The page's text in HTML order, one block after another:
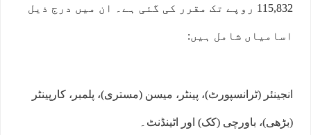
115,832 روپے تک مقرر کی گئی ہے۔ ان میں درج ذیل
اسامیاں شامل ہیں:
انجینئر (ٹرانسپورٹ)، پینٹر، میسن (مستری)، پلمبر، کارپینٹر
(بڑھی)، باورچی (کک) اور اٹینڈنٹ۔